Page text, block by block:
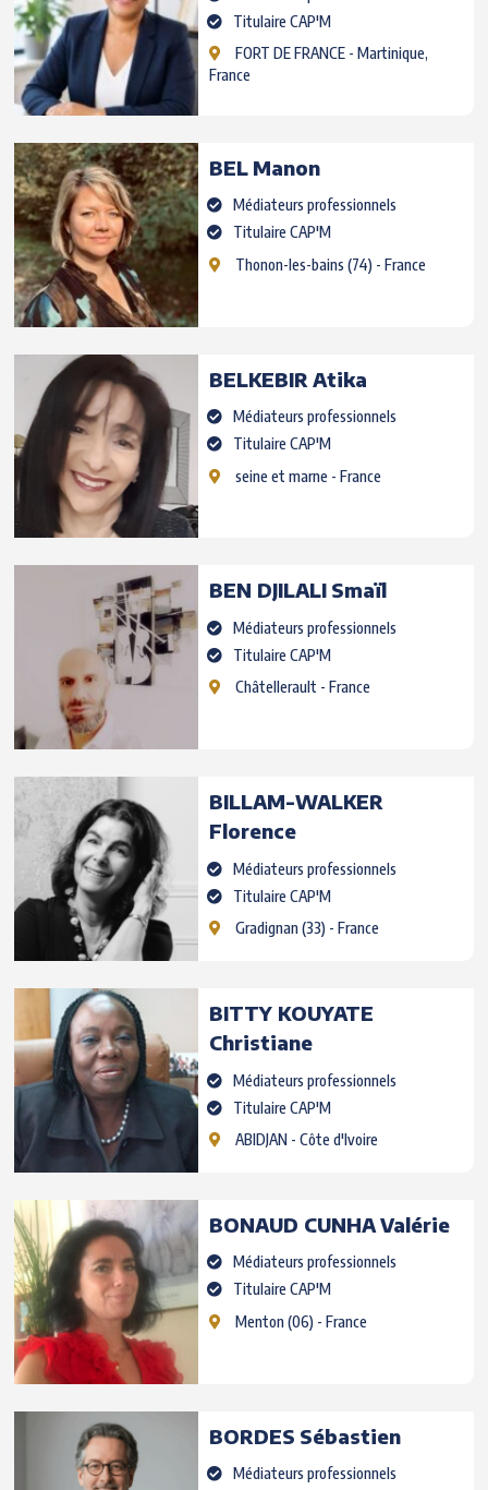
Titulaire CAP'M
FORT DE FRANCE- Martinique,
France
BEL Manon
Médiateurs professionnels
Titulaire CAP'M
Thonon-les-bains (74) - France
BELKEBIR Atika
Médiateurs professionnels
Titulaire CAP'M
seine et marne - France
BEN DJILALI Smaïl
Médiateurs professionnels
Titulaire CAP'M
Châtellerault - France
BILLAM-WALKER
Florence
Médiateurs professionnels
Titulaire CAP'M
Gradignan(33) - France
BITTY KOUYATE
Christiane
Médiateurs professionnels
Titulaire CAP'M
ABIDJAN- Côte d'Ivoire
BONAUD CUNHAValérie
Médiateurs professionnels
Titulaire CAP'M
Menton(06) - France
BORDES Sébastien
Médiateurs professionnels